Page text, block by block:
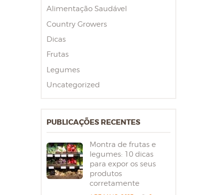
Alimentação Saudável
Country Growers
Dicas
Frutas
Legumes
Uncategorized
PUBLICAÇÕES RECENTES
Montra de frutas e
legumes: 10 dicas
para expor os seus
produtos
corretamente